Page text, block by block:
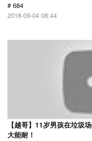
# 684
2018-09-04 08:44
【越哥】11岁男孩在垃圾
大能耐！